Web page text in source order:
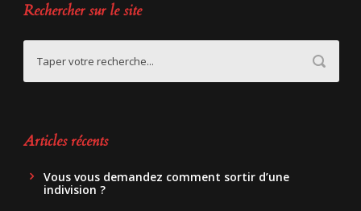
Rechercher sur le site
Articles récents
Vous vous demandez comment sortir d’une
indivision ?